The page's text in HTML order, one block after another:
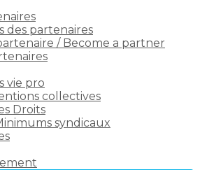
des partenaires
/ Become a partner
vie pro
collectives
Droits
syndicaux